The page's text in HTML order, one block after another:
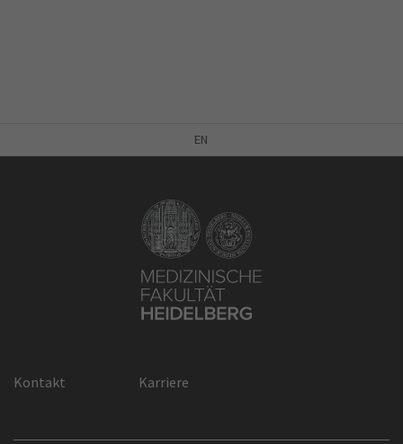
EN
Kontakt Karriere